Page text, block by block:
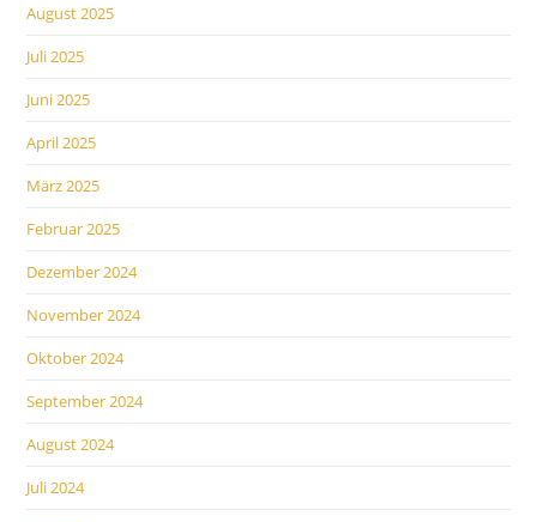
August 2025
Juli 2025
Juni 2025
April 2025
März 2025
Februar 2025
Dezember 2024
November 2024
Oktober 2024
September 2024
August 2024
Juli 2024